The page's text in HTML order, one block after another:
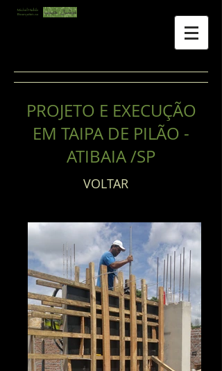
VOLTAR
PROJETO E EXECUÇÃO
EM TAIPA DE PILÃO -
ATIBAIA /SP